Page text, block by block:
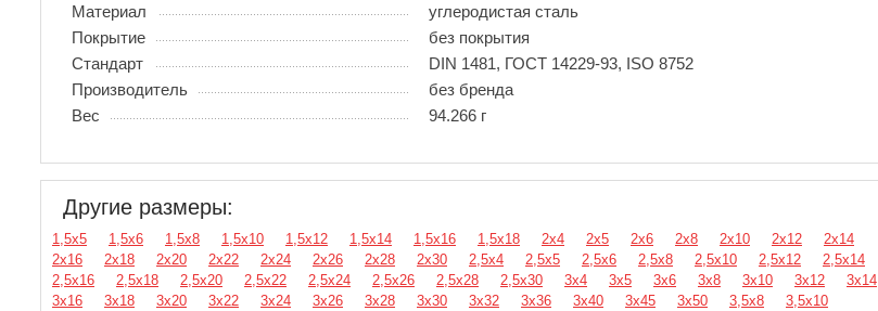
Материал
углеродистая сталь
Покрытие
без покрытия
Стандарт
DIN 1481, ГОСТ 14229-93, ISO 8752
Производитель
без бренда
Вес
94.266 г
Другие размеры:
1,5х5 1,5х6 1,5х8 1,5х10 1,5х12 1,5х14 1,5х16 1,5х18 2х4 2х5 2х6 2х8 2х10 2х12
2х14
2х16
2х18 2х20 2х22 2х24 2х26 2х28 2х30 2,5х4 2,5х5 2,5х6 2,5х8 2,5х10 2,5х12
2,5х14
2,5х16
2,5х18 2,5х20 2,5х22 2,5х24 2,5х26 2,5х28 2,5х30 3х4 3х5 3х6 3х8 3х10 3х12
3х14
3х16
3х18 3х20 3х22 3х24 3х26 3х28 3х30 3х32 3х36 3х40 3х45 3х50 3,5х8
3,5х10